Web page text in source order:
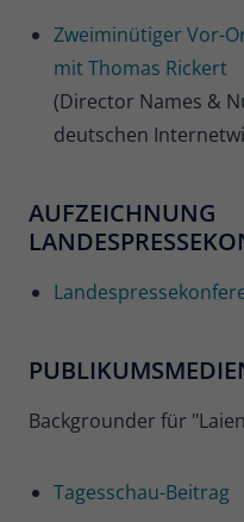
Zweiminütiger Vor-
mit Thomas Rickert
(Director Names &
deutschen
AUFZEICHNUNG
Backgrounder für
Tagesschau-Beitrag